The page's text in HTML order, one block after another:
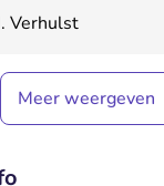
Verhulst
Meer weergeven